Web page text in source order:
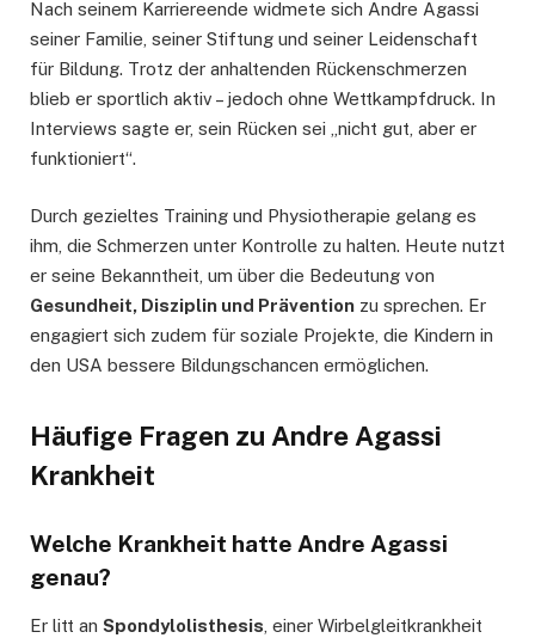
Nach seinem Karriereende widmete sich Andre Agassi
seiner Familie, seiner Stiftung und seiner Leidenschaft
für Bildung. Trotz der anhaltenden Rückenschmerzen
blieb er sportlich aktiv – jedoch ohne Wettkampfdruck. In
Interviews sagte er, sein Rücken sei „nicht gut, aber er
funktioniert“.
Durch gezieltes Training und Physiotherapie gelang es
ihm, die Schmerzen unter Kontrolle zu halten. Heute nutzt
er seine Bekanntheit, um über die Bedeutung von
Gesundheit, Disziplin und Prävention zu sprechen. Er
engagiert sich zudem für soziale Projekte, die Kindern in
den USA bessere Bildungschancen ermöglichen.
Häufige Fragen zu Andre Agassi
Krankheit
Welche Krankheit hatte Andre Agassi
genau?
Er litt an Spondylolisthesis , einer Wirbelgleitkrankheit